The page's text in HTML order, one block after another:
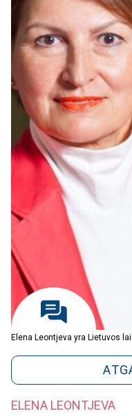
Elena Leontjeva yra Lietuvos
ELENA LEONTJEVA